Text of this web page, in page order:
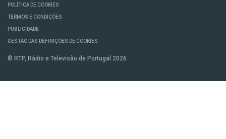
POLÍTICA DE COOKIES
TERMOS E CONDIÇÕES
PUBLICIDADE
GESTÃO DAS DEFINIÇÕES DE COOKIES
© RTP, Rádio e Televisão de Portugal 2026